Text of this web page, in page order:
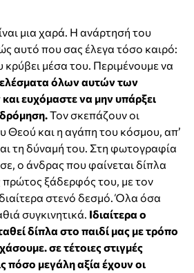
μια χαρά. Η ανάρτησή του
αυτό που σας έλεγα τόσο καιρό:
μέσα του. Περιμένουμε να
όλων αυτών των
ευχόμαστε να μην υπάρξει
Τον σκεπάζουν οι
Θεού και η αγάπη του κόσμου, απ’
τη δύναμή του. Στη φωτογραφία
ο άνδρας που φαίνεται δίπλα
πρώτος ξάδερφός του, με τον
στενό δεσμό. Όλα όσα
συγκινητικά. Ιδιαίτερα ο
δίπλα στο παιδί μας με τρόπο
σε τέτοιες στιγμές
πόσο μεγάλη αξία έχουν οι